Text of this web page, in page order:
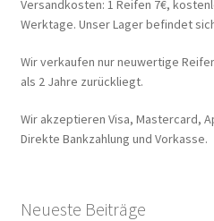
Versandkosten: 1 Reifen 7€,
Werktage. Unser Lager befindet
Wir verkaufen nur neuwertige
als 2 Jahre zurückliegt.
Wir akzeptieren Visa, Mastercard,
Direkte Bankzahlung und Vorkasse.
Neueste Beiträge